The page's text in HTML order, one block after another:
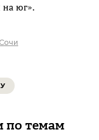
юг».
по темам